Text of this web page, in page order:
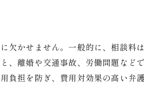
欠かせません。一般的に、相談料
離婚や交通事故、労働問題など
負担を防ぎ、費用対効果の高い弁